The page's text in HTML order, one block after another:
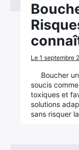
Le 1 septembre
Boucher
soucis
toxiques et
solutions
sans risquer